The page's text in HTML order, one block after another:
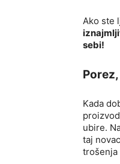
Ako ste
sebi!
Kada
ubire.
taj
trošenja